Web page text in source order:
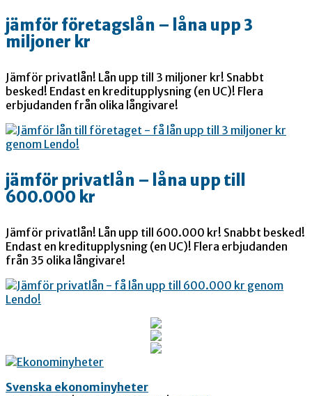
jämför företagslån – låna upp 3
miljoner kr
Jämför privatlån! Lån upp till 3 miljoner kr! Snabbt
besked! Endast en kreditupplysning (en UC)! Flera
erbjudanden från olika långivare!
jämför privatlån – låna upp till
600.000 kr
Jämför privatlån! Lån upp till 600.000 kr! Snabbt besked!
Endast en kreditupplysning (en UC)! Flera erbjudanden
från 35 olika långivare!
Svenska ekonominyheter